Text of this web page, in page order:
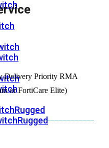
Delivery Priority RMA
or FortiCare Elite)